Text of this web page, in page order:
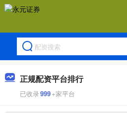
正规配资平台排行
已收录999+家平台